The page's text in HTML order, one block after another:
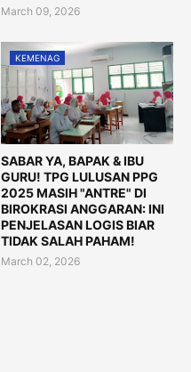
March 09, 2026
KEMENAG
SABAR YA, BAPAK & IBU
GURU! TPG LULUSAN PPG
2025 MASIH "ANTRE" DI
BIROKRASI ANGGARAN: INI
PENJELASAN LOGIS BIAR
TIDAK SALAH PAHAM!
March 02, 2026